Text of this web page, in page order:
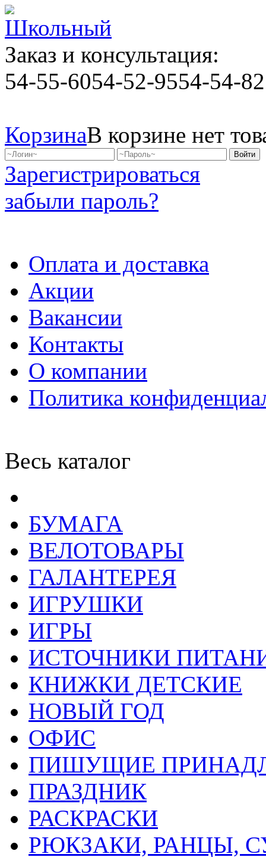
Заказ и консультация:
54-55-6054-52-9554-54-82
КорзинаВ корзине нет
Зарегистрироваться
забыли пароль?
Оплата и доставка
Акции
Вакансии
Контакты
О компании
Политика
Весь каталог
БУМАГА
ВЕЛОТОВАРЫ
ГАЛАНТЕРЕЯ
ИГРУШКИ
ИГРЫ
ИСТОЧНИКИ
КНИЖКИ ДЕТСКИЕ
НОВЫЙ ГОД
ОФИС
ПИШУЩИЕ
ПРАЗДНИК
РАСКРАСКИ
РЮКЗАКИ, РАНЦЫ,